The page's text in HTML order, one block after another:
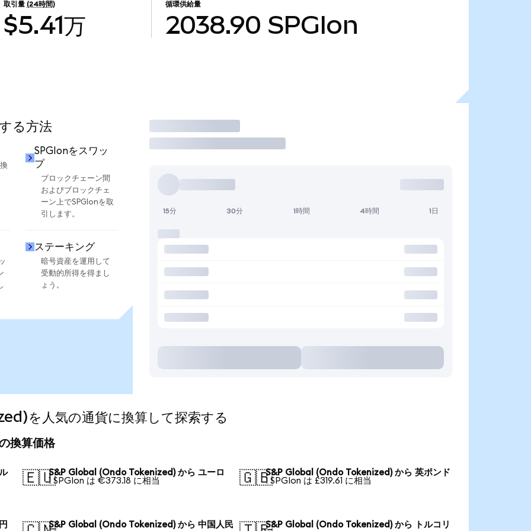
取引量 (24時間)
$5.41万
循環供給量
2038.90 SPGIon
る方法
SPGIonをスワッ
プ
ブロックチェーン間
およびブロックチェ
ーン上でSPGIonを取
引します。
ステーキング
暗号資産を運用して
受動的所得を得まし
ょう。
取引
15分 30分 1時間 4時間 1日
を人気の通貨に換算して探索する
換算価格
🇪🇺S&P Global (Ondo Tokenized) から ユーロ
1 SPGIon は €373.18 に相当
🇬🇧S&P Global (Ondo Tokenized) から 英ポンド
1 SPGIon は £319.61 に相当
S&P Global (Ondo Tokenized) から 中国人民
S&P Global (Ondo Tokenized) から トルコリ